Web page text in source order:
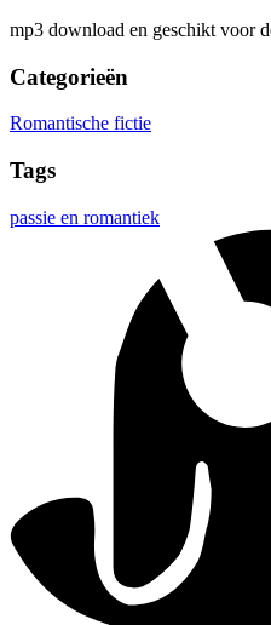
mp3 download en geschikt voor
Categorieën
Romantische fictie
Tags
passie en romantiek